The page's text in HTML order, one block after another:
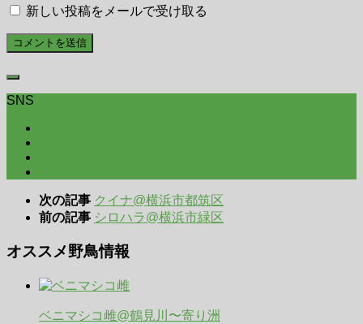
新しい投稿をメールで受け取る
SNS
次の記事 クイナ@横浜市都筑区
前の記事 シロハラ@横浜市緑区
オススメ野鳥情報
ベニマシコ雌@鶴見川〜寄り洲